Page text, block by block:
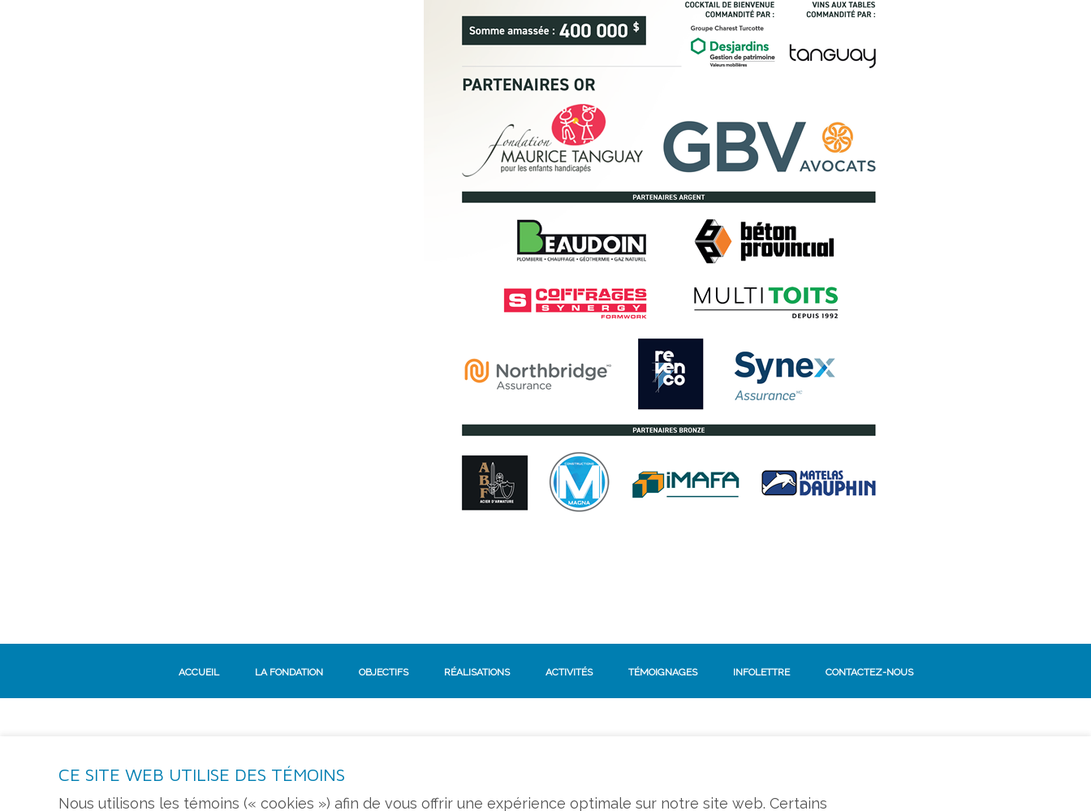
ACCUEIL LA FONDATION OBJECTIFS RÉALISATIONS ACTIVITÉS TÉMOIGNAGES INFOLETTRE CONTACTEZ-NOUS
S'ABONNER À L'INFOLETTRE
CE SITE WEB UTILISE DES TÉMOINS
Nous utilisons les témoins (« cookies ») afin de vous offrir une expérience optimale sur notre site web. Certains